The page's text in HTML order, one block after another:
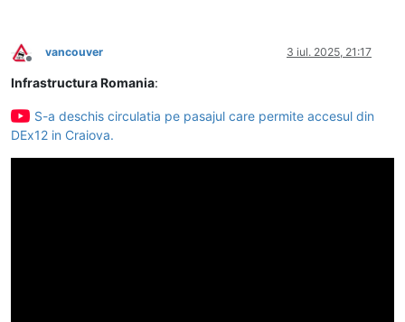
Deconectat
vancouver 3 iul. 2025, 21:17
Infrastructura Romania:
S-a deschis circulatia pe pasajul care permite accesul din
DEx12 in Craiova.